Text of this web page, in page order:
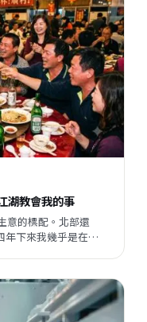
湖教會我的事
意的標配。北部還
年下來我幾乎是在酒